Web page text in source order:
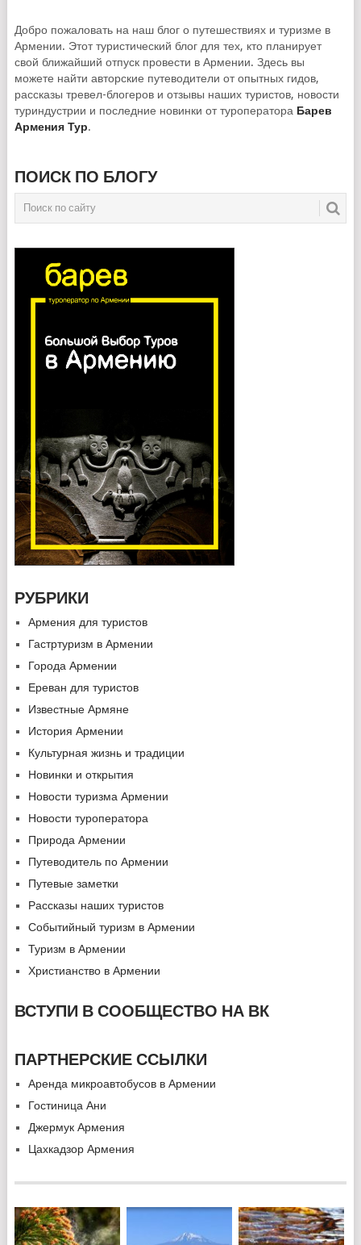
Добро пожаловать на наш блог о путешествиях и туризме в
Армении. Этот туристический блог для тех, кто планирует
свой ближайший отпуск провести в Армении. Здесь вы
можете найти авторские путеводители от опытных гидов,
рассказы тревел-блогеров и отзывы наших туристов, новости
туриндустрии и последние новинки от туроператора Барев
Армения Тур.
ПОИСК ПО БЛОГУ
РУБРИКИ
Армения для туристов
Гастртуризм в Армении
Города Армении
Ереван для туристов
Известные Армяне
История Армении
Культурная жизнь и традиции
Новинки и открытия
Новости туризма Армении
Новости туроператора
Природа Армении
Путеводитель по Армении
Путевые заметки
Рассказы наших туристов
Событийный туризм в Армении
Туризм в Армении
Христианство в Армении
ВСТУПИ В СООБЩЕСТВО НА ВК
ПАРТНЕРСКИЕ ССЫЛКИ
Аренда микроавтобусов в Армении
Гостиница Ани
Джермук Армения
Цахкадзор Армения